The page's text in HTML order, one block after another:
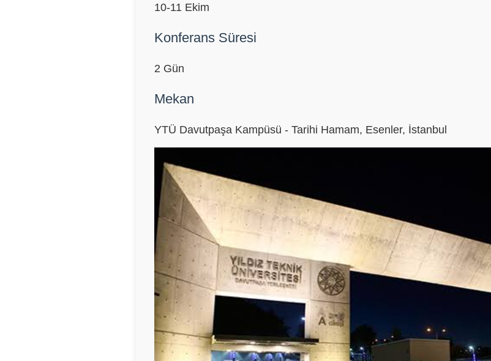
10-11 Ekim
Konferans Süresi
2 Gün
Mekan
YTÜ Davutpaşa Kampüsü - Tarihi Hamam, Esenler, İstanbul